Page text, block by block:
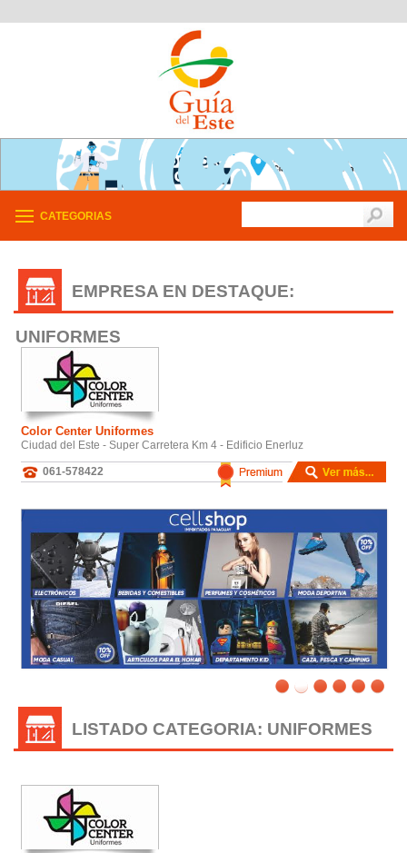
CATEGORIAS
EMPRESA EN DESTAQUE:
UNIFORMES
Color Center Uniformes
Ciudad del Este - Super Carretera Km 4 - Edificio Enerluz
061-578422
LISTADO CATEGORIA: UNIFORMES